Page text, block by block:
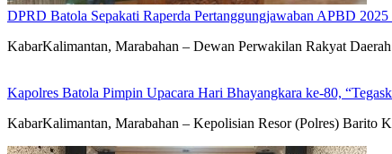
DPRD Batola Sepakati Raperda Pertanggungjawaban APBD
KabarKalimantan, Marabahan – Dewan Perwakilan Rakyat
Kapolres Batola Pimpin Upacara Hari Bhayangkara ke-80,
KabarKalimantan, Marabahan – Kepolisian Resor (Polres) Barito